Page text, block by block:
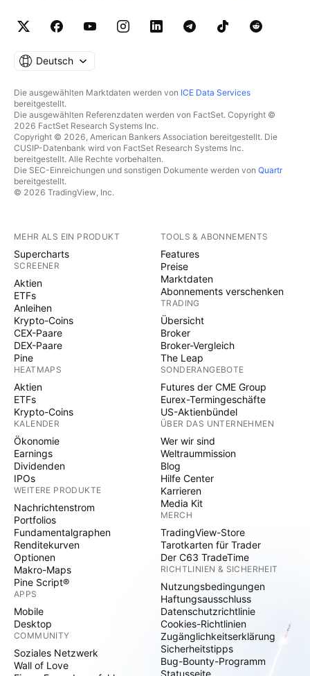
Deutsch
Die ausgewählten Marktdaten werden von ICE Data Services
bereitgestellt.
Die ausgewählten Referenzdaten werden von FactSet. Copyright ©
2026 FactSet Research Systems Inc.
Copyright © 2026, American Bankers Association bereitgestellt. Die
CUSIP-Datenbank wird von FactSet Research Systems Inc.
bereitgestellt. Alle Rechte vorbehalten.
Die SEC-Einreichungen und sonstigen Dokumente werden von Quartr
bereitgestellt.
© 2026 TradingView, Inc.
MEHR ALS EIN PRODUKT
Supercharts
SCREENER
Aktien
ETFs
Anleihen
Krypto-Coins
CEX-Paare
DEX-Paare
Pine
HEATMAPS
Aktien
ETFs
Krypto-Coins
KALENDER
Ökonomie
Earnings
Dividenden
IPOs
WEITERE PRODUKTE
Nachrichtenstrom
Portfolios
Fundamentalgraphen
Renditekurven
Optionen
Makro-Maps
Pine Script®
APPS
Mobile
Desktop
COMMUNITY
Soziales Netzwerk
Wall of Love
TOOLS & ABONNEMENTS
Features
Preise
Marktdaten
Abonnements verschenken
TRADING
Übersicht
Broker
Broker-Vergleich
The Leap
SONDERANGEBOTE
Futures der CME Group
Eurex-Termingeschäfte
US-Aktienbündel
ÜBER DAS UNTERNEHMEN
Wer wir sind
Weltraummission
Blog
Hilfe Center
Karrieren
Media Kit
MERCH
TradingView-Store
Tarotkarten für Trader
Der C63 TradeTime
RICHTLINIEN & SICHERHEIT
Nutzungsbedingungen
Haftungsausschluss
Datenschutzrichtlinie
Cookies-Richtlinien
Zugänglichkeitserklärung
Sicherheitstipps
Bug-Bounty-Programm
Statusseite